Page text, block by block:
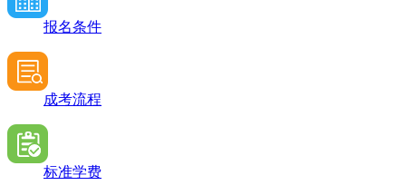
报名条件
成考流程
标准学费